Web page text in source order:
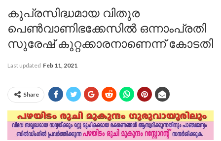
കുപ്രസിദ്ധമായ വിതുര
പെണ്‍വാണിഭക്കേസില്‍ ഒന്നാംപ്രതി
സുരേഷ് കുറ്റക്കാരനാണെന്ന് കോടതി
Last updated Feb 11, 2021
Share